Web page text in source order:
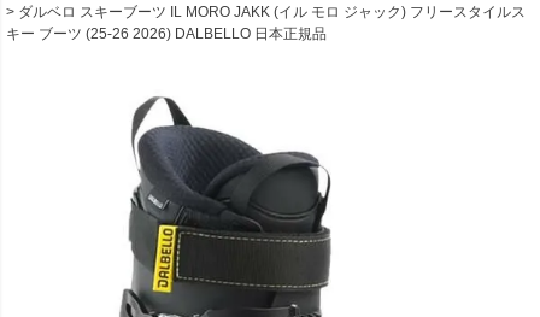
ダルベロ スキーブーツ IL MORO JAKK (イル モロ ジャック) フリースタイルス
キー ブーツ (25-26 2026) DALBELLO 日本正規品